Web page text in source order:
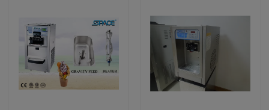
Au sujet de nous
Visite d'usine